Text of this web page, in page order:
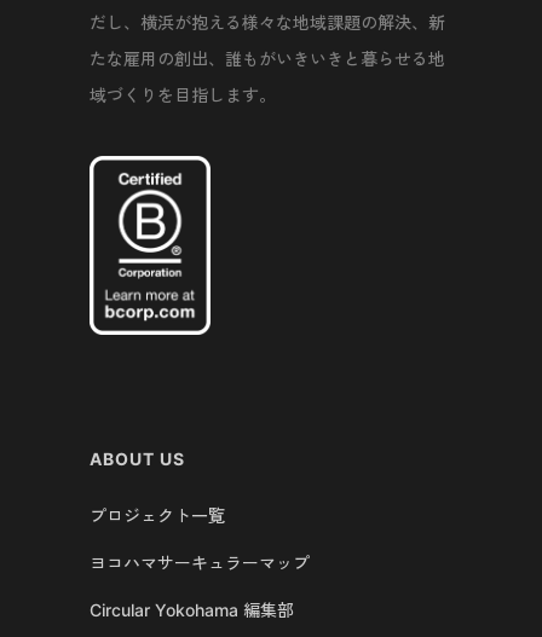
だし、横浜が抱える様々な地域課題の解決、新
たな雇用の創出、誰もがいきいきと暮らせる地
域づくりを目指します。
ABOUT US
プロジェクト一覧
ヨコハマサーキュラーマップ
Circular Yokohama 編集部